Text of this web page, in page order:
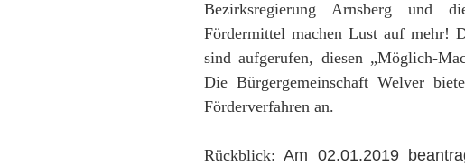
Bezirksregierung Arnsberg und
Fördermittel machen Lust auf mehr!
sind aufgerufen, diesen „Möglich-
Die Bürgergemeinschaft Welver
Förderverfahren an.
Rückblick: Am 02.01.2019